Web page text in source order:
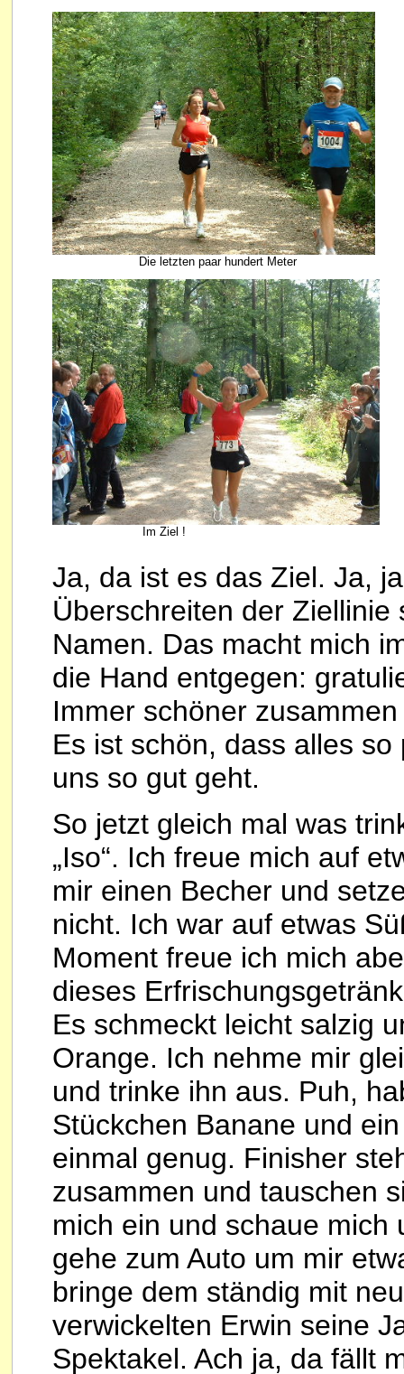
Die letzten paar hundert Meter
Im Ziel !
Ja, da ist es das Ziel. Ja,
Überschreiten der
Namen. Das macht mich
die Hand entgegen:
Immer schöner
Es ist schön, dass alles
uns so gut geht.
So jetzt gleich mal was
„Iso“. Ich freue mich auf
mir einen Becher und
nicht. Ich war auf etwas
Moment freue ich mich
dieses
Es schmeckt leicht salzig
Orange. Ich nehme mir
und trinke ihn aus. Puh,
Stückchen Banane und
einmal genug. Finisher
zusammen und tauschen
mich ein und schaue mich
gehe zum Auto um mir
bringe dem ständig mit
verwickelten Erwin seine
Spektakel. Ach ja, da fällt